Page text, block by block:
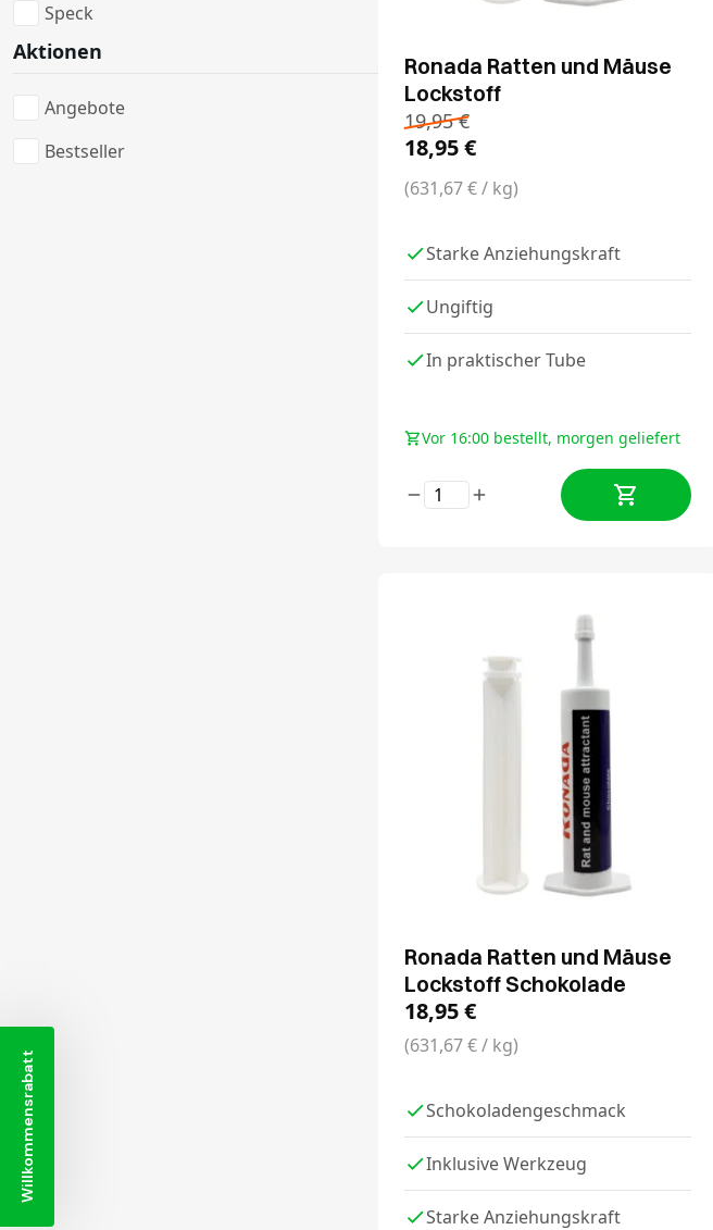
Speck
Aktionen
Angebote
Bestseller
Ronada Ratten und Mäuse
Lockstoff
19,95€
18,95€
(631,67 € / kg)
Starke Anziehungskraft
Ungiftig
In praktischer Tube
Vor 16:00 bestellt, morgen geliefert
Ronada Ratten und Mäuse
Lockstoff Schokolade
18,95€
(631,67 € / kg)
Schokoladengeschmack
Inklusive Werkzeug
Starke Anziehungskraft
Willkommensrabatt